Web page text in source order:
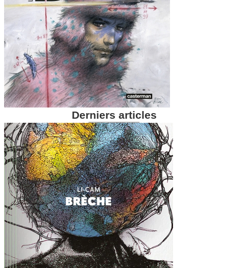
Derniers articles